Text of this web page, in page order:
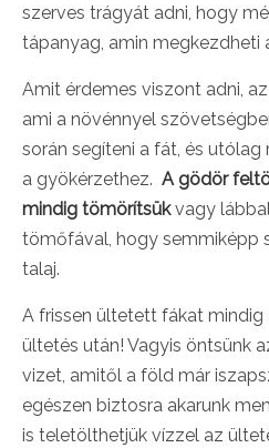
szerves trágyát adni, hogy
tápanyag, amin megkezdheti
Amit érdemes viszont adni,
ami a növénnyel
során segíteni a fát, és
a gyökérzethez. A gödör
mindig tömörítsükvagy
tömőfával, hogy semmiképp
talaj.
A frissen ültetett fákat mindig
ültetés után! Vagyis öntsünk
vizet, amitől a föld már
egészen biztosra akarunk
is teletölthetjük vízzel az